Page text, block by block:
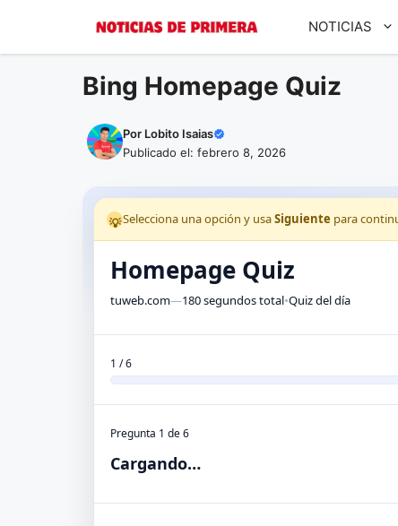
contenido
NOTICIAS
Bing Homepage Quiz
Por Lobito Isaias
Publicado el: febrero 8, 2026
💡Selecciona una opción y usaSiguiente para
Homepage Quiz
tuweb.com—180 segundos total•Quiz del día
1 / 6
Pregunta 1 de 6
Cargando…